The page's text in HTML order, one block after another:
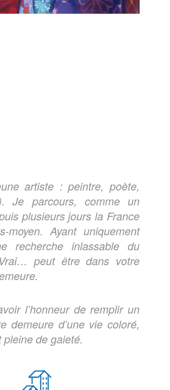
artiste : peintre, poète,
Je parcours, comme un
plusieurs jours la France
moyen. Ayant uniquement
recherche inlassable du
peut être dans votre
l’honneur de remplir un
demeure d’une vie coloré,
de gaieté.